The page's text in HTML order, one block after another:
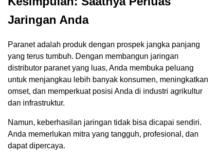
Jaringan Anda
Paranet adalah produk dengan prospek jangka panjang
yang terus tumbuh. Dengan membangun jaringan
distributor paranet yang luas, Anda membuka peluang
untuk menjangkau lebih banyak konsumen, meningkatkan
omset, dan memperkuat posisi Anda di industri agrikultur
dan infrastruktur.
Namun, keberhasilan jaringan tidak bisa dicapai sendiri.
Anda memerlukan mitra yang tangguh, profesional, dan
dapat dipercaya.